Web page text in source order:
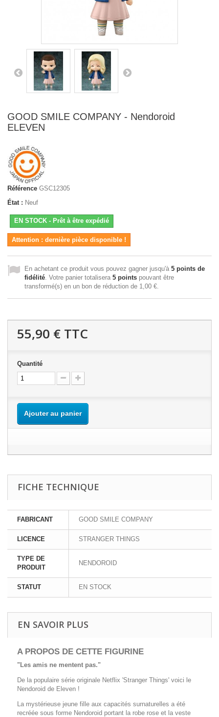
GOOD SMILE COMPANY - Nendoroid
ELEVEN
Référence GSC12305
État : Neuf
EN STOCK - Prêt à être expédié
Attention : dernière pièce disponible !
En achetant ce produit vous pouvez gagner jusqu'à 5 points de
fidélité . Votre panier totalisera 5 points pouvant être
transformé(s) en un bon de réduction de 1,00 €
55,90 € TTC
Quantité
Ajouter au panier
FICHE TECHNIQUE
FABRICANT GOOD SMILE COMPANY
LICENCE STRANGER THINGS
TYPE DE
PRODUIT
NENDOROID
STATUT EN STOCK
EN SAVOIR PLUS
A PROPOS DE CETTE FIGURINE
"Les amis ne mentent pas."
De la populaire série originale Netflix 'Stranger Things' voici le
Nendoroid de Eleven !
La mystérieuse jeune fille aux capacités surnaturelles a été
recréée sous forme Nendoroid portant la robe rose et la veste